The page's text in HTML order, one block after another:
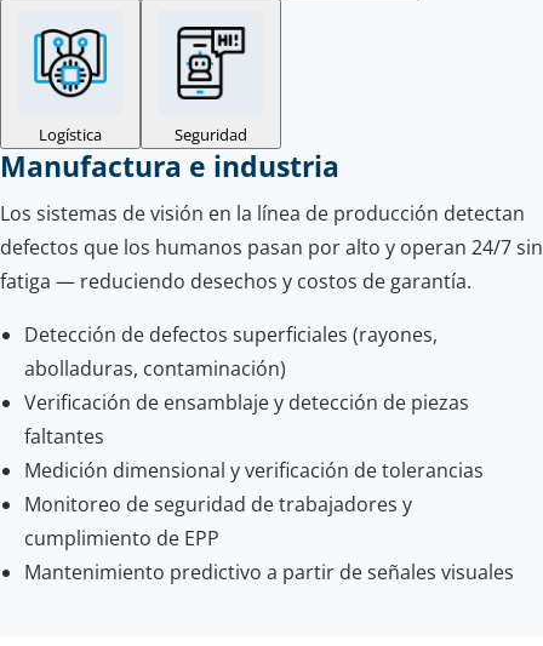
Logística Seguridad
Manufactura e industria
Los sistemas de visión en la línea de producción detectan
defectos que los humanos pasan por alto y operan 24/7 sin
fatiga — reduciendo desechos y costos de garantía.
Detección de defectos superficiales (rayones,
abolladuras, contaminación)
Verificación de ensamblaje y detección de piezas
faltantes
Medición dimensional y verificación de tolerancias
Monitoreo de seguridad de trabajadores y
cumplimiento de EPP
Mantenimiento predictivo a partir de señales visuales